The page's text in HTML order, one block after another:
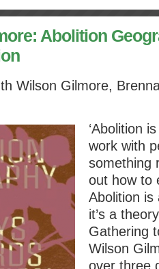
Abolition
Wilson Gilmore,
‘Abolition
work with
something
out how to
Abolition is
it’s a
Gathering
Wilson
over three